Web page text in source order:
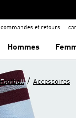
commandes et retours
Hommes
Football / Accessoires